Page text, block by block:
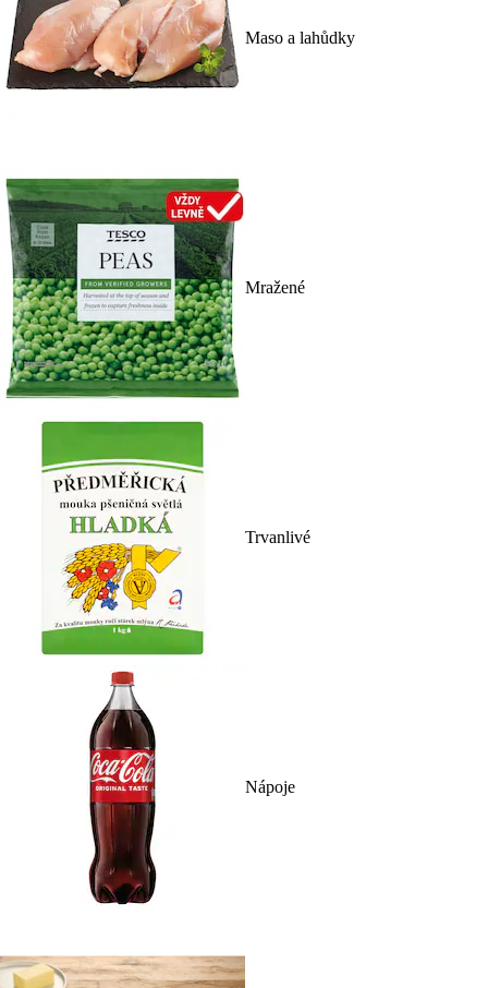
Maso a lahůdky
Mražené
Trvanlivé
Nápoje